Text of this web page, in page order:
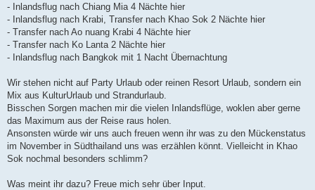
- Inlandsflug nach Chiang Mia 4 Nächte hier
- Inlandsflug nach Krabi, Transfer nach Khao Sok 2 Nächte hier
- Transfer nach Ao nuang Krabi 4 Nächte hier
- Transfer nach Ko Lanta 2 Nächte hier
- Inlandsflug nach Bangkok mit 1 Nacht Übernachtung
Wir stehen nicht auf Party Urlaub oder reinen Resort Urlaub, sondern ein
Mix aus KulturUrlaub und Strandurlaub.
Bisschen Sorgen machen mir die vielen Inlandsflüge, woklen aber gerne
das Maximum aus der Reise raus holen.
Ansonsten würde wir uns auch freuen wenn ihr was zu den Mückenstatus
im November in Südthailand uns was erzählen könnt. Vielleicht in Khao
Sok nochmal besonders schlimm?
Was meint ihr dazu? Freue mich sehr über Input.